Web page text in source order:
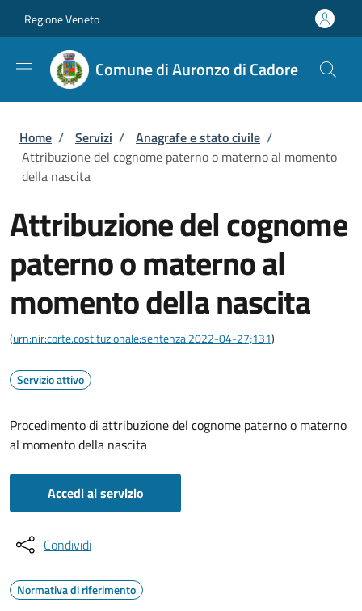
Regione Veneto
Comune di Auronzo di Cadore
Briciole di pane
Home / Servizi / Anagrafe e stato civile /
Attribuzione del cognome paterno o materno al momento
della nascita
Attribuzione del cognome
paterno o materno al
momento della nascita
(urn:nir:corte.costituzionale:sentenza:2022-04-27;131)
Servizio attivo
Procedimento di attribuzione del cognome paterno o materno
al momento della nascita
Accedi al servizio
Condividi
Normativa di riferimento